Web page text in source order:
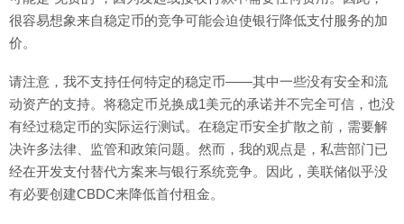
很容易想象来自稳定币的竞争可能会迫使银行降低支付服务的加
价。
请注意，我不支持任何特定的稳定币——其中一些没有安全和流
动资产的支持。将稳定币兑换成1美元的承诺并不完全可信，也没
有经过稳定币的实际运行测试。在稳定币安全扩散之前，需要解
决许多法律、监管和政策问题。然而，我的观点是，私营部门已
经在开发支付替代方案来与银行系统竞争。因此，美联储似乎没
有必要创建CBDC来降低首付租金。